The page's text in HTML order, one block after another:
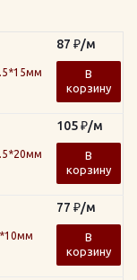
87 ₽/м
В
корзину
105₽/м
В
корзину
77 ₽/м
В
корзину